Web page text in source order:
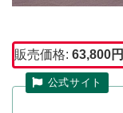
販売価格: 63,800円